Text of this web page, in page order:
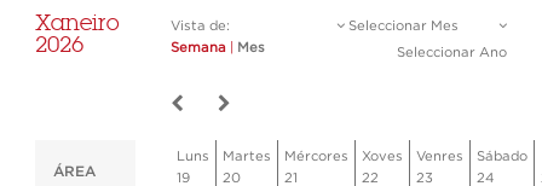
Xaneiro
2026
Vista de:
Semana
Mes
Seleccionar Mes
Seleccionar Ano
ÁREA
Luns
19
Martes
20
Mércores
21
Xoves
22
Venres
23
Sábado
24